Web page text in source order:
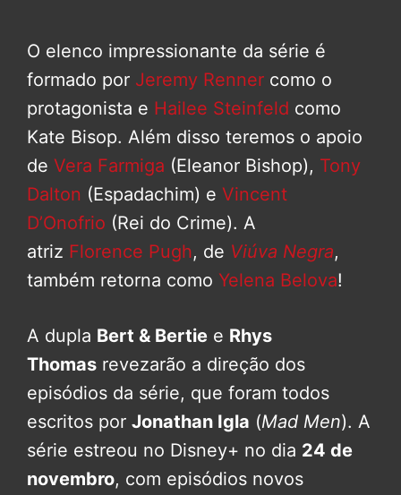
O elenco impressionante da série é
formado por Jeremy Renner como o
protagonista e Hailee Steinfeld como
Kate Bisop. Além disso teremos o apoio
de Vera Farmiga (Eleanor Bishop), Tony
Dalton (Espadachim) e Vincent
D’Onofrio (Rei do Crime). A
atriz Florence Pugh, de Viúva Negra,
também retorna como Yelena Belova!
A dupla Bert & Bertie e Rhys
Thomas revezarão a direção dos
episódios da série, que foram todos
escritos por Jonathan Igla (Mad Men). A
série estreou no Disney+ no dia 24 de
novembro, com episódios novos